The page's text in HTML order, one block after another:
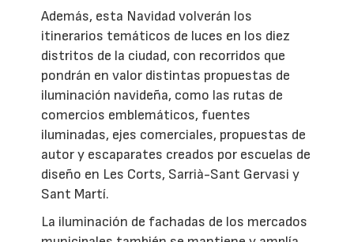
Además, esta Navidad volverán los
itinerarios temáticos de luces en los diez
distritos de la ciudad, con recorridos que
pondrán en valor distintas propuestas de
iluminación navideña, como las rutas de
comercios emblemáticos, fuentes
iluminadas, ejes comerciales, propuestas de
autor y escaparates creados por escuelas de
diseño en Les Corts, Sarrià-Sant Gervasi y
Sant Martí.
La iluminación de fachadas de los mercados